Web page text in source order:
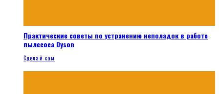
Практические советы по устранению неполадок в работе
пылесоса Dyson
Сделай сам